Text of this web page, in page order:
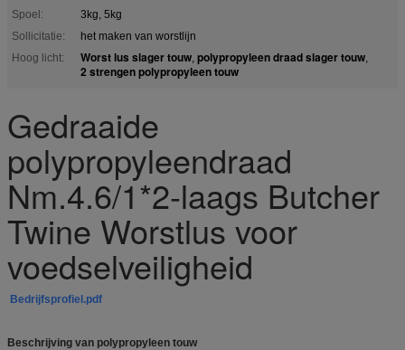
Spoel:
3kg, 5kg
Sollicitatie:
het maken van worstlijn
Hoog licht:
Worst lus slager touw, polypropyleen draad slager touw,
2 strengen polypropyleen touw
Gedraaide
polypropyleendraad
Nm.4.6/1*2-laags Butcher
Twine Worstlus voor
voedselveiligheid
Bedrijfsprofiel.pdf
Beschrijving van polypropyleen touw